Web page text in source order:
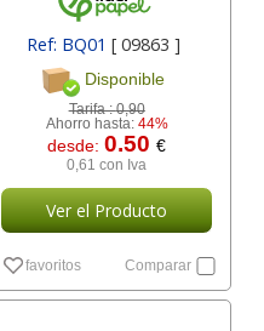
Ref: BQ01 [ 09863 ]
Disponible
Tarifa :0,90
Ahorro hasta: 44%
desde:0.50€
0,61 con Iva
Ver el Producto
favoritos Comparar